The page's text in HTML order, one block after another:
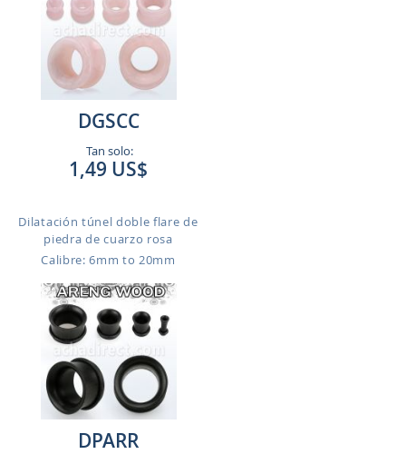
DGSCC
Tan solo:
1,49 US$
Dilatación túnel doble flare de
piedra de cuarzo rosa
Calibre: 6mm to 20mm
DPARR